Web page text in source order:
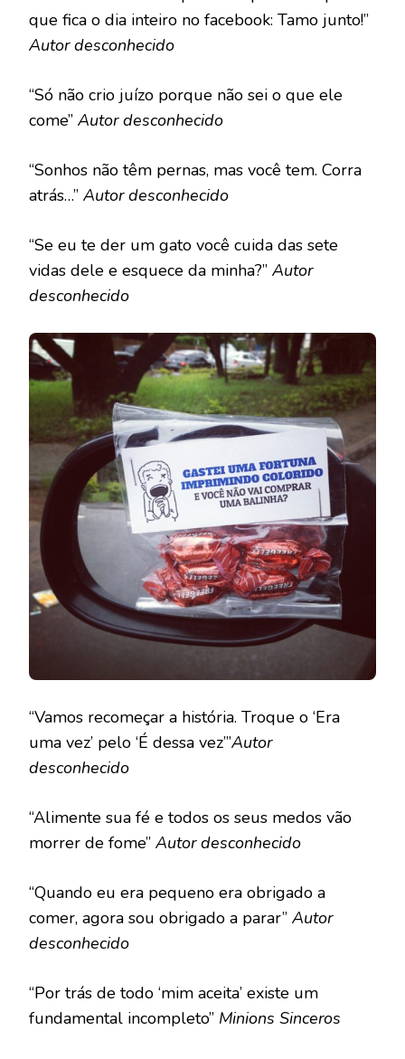
que fica o dia inteiro no facebook: Tamo junto!”
Autor desconhecido
“Só não crio juízo porque não sei o que ele
come” Autor desconhecido
“Sonhos não têm pernas, mas você tem. Corra
atrás…” Autor desconhecido
“Se eu te der um gato você cuida das sete
vidas dele e esquece da minha?” Autor
desconhecido
“Vamos recomeçar a história. Troque o ‘Era
uma vez’ pelo ‘É dessa vez’”Autor
desconhecido
“Alimente sua fé e todos os seus medos vão
morrer de fome” Autor desconhecido
“Quando eu era pequeno era obrigado a
comer, agora sou obrigado a parar” Autor
desconhecido
“Por trás de todo ‘mim aceita’ existe um
fundamental incompleto” Minions Sinceros